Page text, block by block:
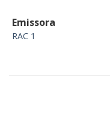
Emissora
RAC 1